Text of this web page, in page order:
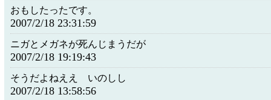
おもしたったです。
2007/2/18 23:31:59
ニガとメガネが死んじまうだが
2007/2/18 19:19:43
そうだよねええ いのしし
2007/2/18 13:58:56